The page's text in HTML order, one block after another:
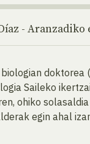
- Aranzadiko
doktorea
Saileko
ohiko
egin ahal